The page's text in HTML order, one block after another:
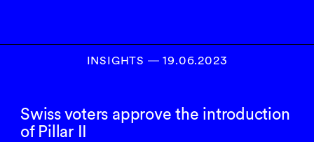
INSIGHTS ― 19.06.2023
Swiss voters approve the introduction
of Pillar II